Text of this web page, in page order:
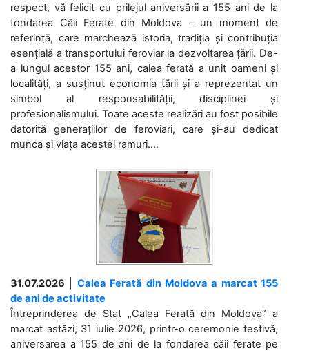
respect, vă felicit cu prilejul aniversării a 155 ani de la
fondarea Căii Ferate din Moldova – un moment de
referință, care marchează istoria, tradiția și contribuția
esențială a transportului feroviar la dezvoltarea țării. De-
a lungul acestor 155 ani, calea ferată a unit oameni și
localități, a susținut economia țării și a reprezentat un
simbol al responsabilității, disciplinei și
profesionalismului. Toate aceste realizări au fost posibile
datorită generațiilor de feroviari, care și-au dedicat
munca și viața acestei ramuri....
31.07.2026
Calea Ferată din Moldova a marcat 155
de ani de activitate
Întreprinderea de Stat „Calea Ferată din Moldova” a
marcat astăzi, 31 iulie 2026, printr-o ceremonie festivă,
aniversarea a 155 de ani de la fondarea căii ferate pe